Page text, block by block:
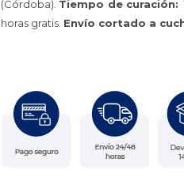
(Córdoba). Tiempo de curación:
horas gratis. Envío cortado a